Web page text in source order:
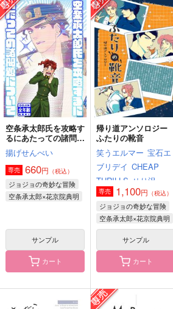
キスで死にな
Butter Boy
787円（税込）
空条承太郎×花京院典明
サンプル
作品詳細
彼に関する3つのコト
g-rough
220円（税込）
花京院典明×空条承太郎
サンプル
作品詳細
帰り道アンソロジー
ふたりの靴音
笑うエルマー
おんぶエクスプレス再
録集2
おんぶエクスプレス
空条承太郎氏を攻略す
るにあたっての諸問題
について
揚げせんべい
専売 660円 （税込）
ジョジョの奇妙な冒険
空条承太郎×花京院典明
サンプル
カート
帰り道アンソロジー
ふたりの靴音
笑うエルマー 宝石エ
ブリデイ CHEAP
THRILLS せり沢
専売 1,100円 （税込）
ジョジョの奇妙な冒険
空条承太郎×花京院典明
サンプル
カート